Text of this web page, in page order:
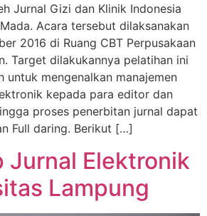
Jurnal Gizi dan Klinik Indonesia
Acara tersebut dilaksanakan
2016 di Ruang CBT Perpusakaan
Target dilakukannya pelatihan ini
untuk mengenalkan manajemen
kepada para editor dan
proses penerbitan jurnal dapat
Full daring. Berikut […]
Jurnal Elektronik
Lampung